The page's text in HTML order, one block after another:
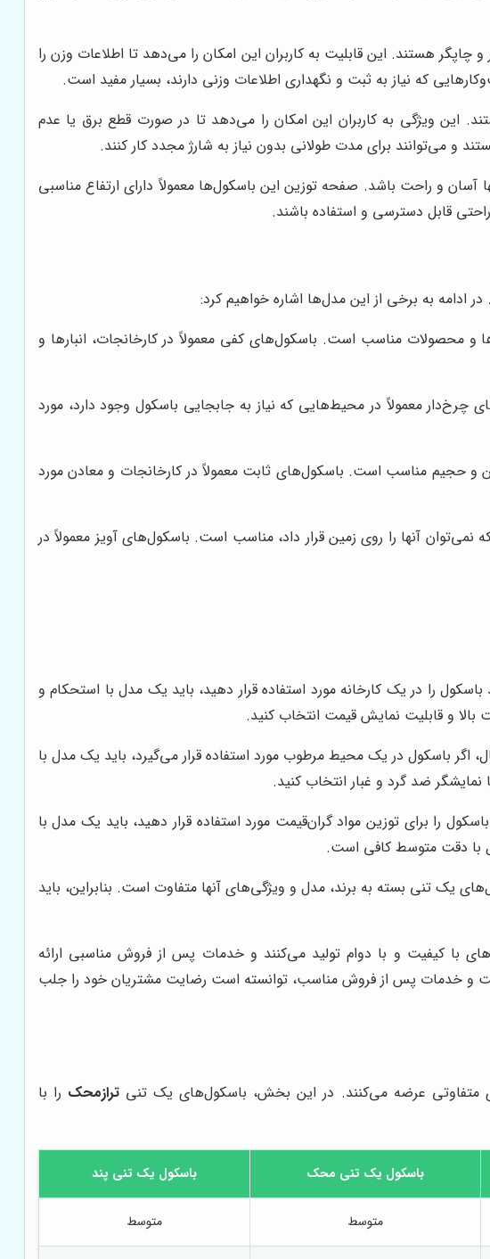
و چاپگر هستند. این قابلیت به کاربران این امکان را می‌دهد تا اطلاعات وزن را
که نیاز به ثبت و نگهداری اطلاعات وزنی دارند، بسیار مفید است.
این ویژگی به کاربران این امکان را می‌دهد تا در صورت قطع برق یا عدم
و می‌توانند برای مدت طولانی بدون نیاز به شارژ مجدد کار کنند.
آسان و راحت باشد. صفحه توزین این باسکول‌ها معمولاً دارای ارتفاع مناسبی
قابل دسترسی و استفاده باشند.
به برخی از این مدل‌ها اشاره خواهیم کرد:
محصولات مناسب است. باسکول‌های کفی معمولاً در کارخانجات، انبارها و
معمولاً در محیط‌هایی که نیاز به جابجایی باسکول وجود دارد، مورد
حجیم مناسب است. باسکول‌های ثابت معمولاً در کارخانجات و معادن مورد
آنها را روی زمین قرار داد، مناسب است. باسکول‌های آویز معمولاً در
را در یک کارخانه مورد استفاده قرار دهید، باید یک مدل با استحکام و
بالا و قابلیت نمایش قیمت انتخاب کنید.
اگر باسکول در یک محیط مرطوب مورد استفاده قرار می‌گیرد، باید یک مدل با
ضد گرد و غبار انتخاب کنید.
را برای توزین مواد گران‌قیمت مورد استفاده قرار دهید، باید یک مدل با
با دقت متوسط کافی است.
یک تنی بسته به برند، مدل و ویژگی‌های آنها متفاوت است. بنابراین، باید
با کیفیت و با دوام تولید می‌کنند و خدمات پس از فروش مناسبی ارائه
و خدمات پس از فروش مناسب، توانسته است رضایت مشتریان خود را جلب
متفاوتی عرضه می‌کنند. در این بخش، باسکول‌های یک تنی ترازمحک را با
باسکول یک تنی محک باسکول یک تنی پند
متوسط متوسط